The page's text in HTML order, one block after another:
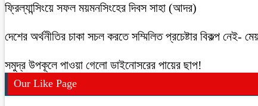
ফ্রিল্যান্সিংয়ে সফল ময়মনসিংহের দিবস সাহা (আদর)
দেশের অর্থনীতির চাকা সচল করতে সম্মিলিত প্রচেষ্টার বিকল্প নেই-
সমুদ্র উপকূলে পাওয়া গেলো ডাইনোসরের পায়ের ছাপ!
Our Like Page